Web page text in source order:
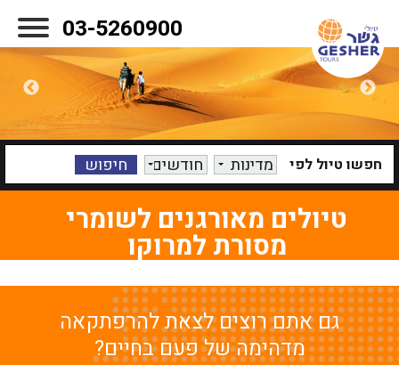
03-5260900
חפשו טיול לפי מדינות חודשים
טיולים מאורגנים לשומרי
מסורת למרוקו
גם אתם רוצים לצאת להרפתקאה
מדהימה של פעם בחיים?